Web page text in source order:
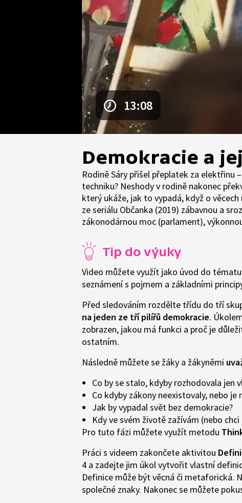
13:08
Demokracie a
Rodině Sáry přišel přeplatek za
techniku? Neshody v rodině nakonec
který ukáže, jak to vypadá, když o
ze seriálu Občanka (2019) zábavnou a
zákonodárnou moc (parlament),
Tip do výuky
Video můžete využít jako úvod do
seznámení s pojmem a základními
Před sledováním rozdělte třídu do tří
na jeden ze tří pilířů demokracie.
zobrazen, jakou má funkci a proč je
ostatním.
Následně můžete se žáky a žákyněmi
Co by se stalo, kdyby rozhodovala jen
Co kdyby zákony neexistovaly, nebo
Jak by vypadal svět bez demokracie?
Kdy ve svém životě zažívám (nebo
Pro tuto fázi můžete využít metodu
Práci s videem zakončete aktivitou
4 a zadejte jim úkol vytvořit vlastní
Definice může být věcná či metaforická.
společné znaky. Nakonec se můžete